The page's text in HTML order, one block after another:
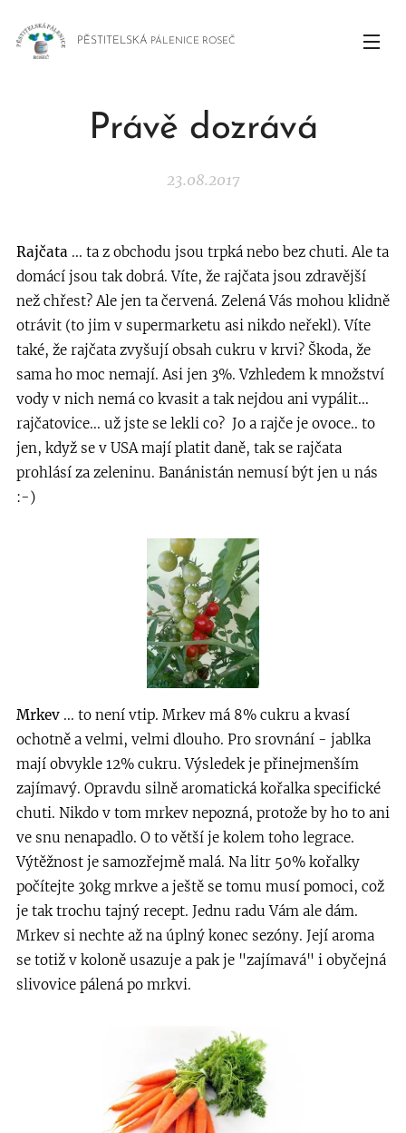
PĚSTITELSKÁ PÁLENICE ROSEČ
Právě dozrává
23.08.2017
Rajčata ... ta z obchodu jsou trpká nebo bez chuti. Ale ta
domácí jsou tak dobrá. Víte, že rajčata jsou zdravější
než chřest? Ale jen ta červená. Zelená Vás mohou klidně
otrávit (to jim v supermarketu asi nikdo neřekl). Víte
také, že rajčata zvyšují obsah cukru v krvi? Škoda, že
sama ho moc nemají. Asi jen 3%. Vzhledem k množství
vody v nich nemá co kvasit a tak nejdou ani vypálit...
rajčatovice... už jste se lekli co? Jo a rajče je ovoce.. to
jen, když se v USA mají platit daně, tak se rajčata
prohlásí za zeleninu. Banánistán nemusí být jen u nás
:-)
Mrkev ... to není vtip. Mrkev má 8% cukru a kvasí
ochotně a velmi, velmi dlouho. Pro srovnání - jablka
mají obvykle 12% cukru. Výsledek je přinejmenším
zajímavý. Opravdu silně aromatická kořalka specifické
chuti. Nikdo v tom mrkev nepozná, protože by ho to ani
ve snu nenapadlo. O to větší je kolem toho legrace.
Výtěžnost je samozřejmě malá. Na litr 50% kořalky
počítejte 30kg mrkve a ještě se tomu musí pomoci, což
je tak trochu tajný recept. Jednu radu Vám ale dám.
Mrkev si nechte až na úplný konec sezóny. Její aroma
se totiž v koloně usazuje a pak je "zajímavá" i obyčejná
slivovice pálená po mrkvi.